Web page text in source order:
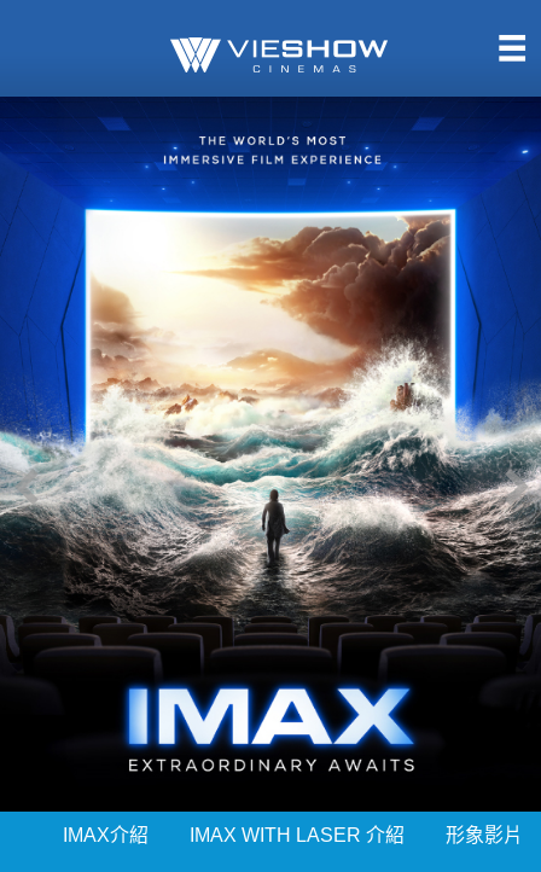
IMAX介紹 IMAX WITH LASER 介紹 形象影片
即將上映
TITAN SCREEN
MUCROWN
IMAX
4DX
VR 演唱會
GOLD CLASS
AD口述影像
LIVE演唱會
影城餐飲
UNICORN
影城公告
影城活動
中獎名單